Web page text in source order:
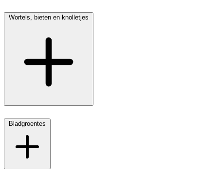
Wortels, bieten en knolletjes
Bladgroentes